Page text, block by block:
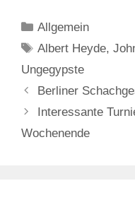
Kategorien
Allgemein
Schlagwörter
Albert Heyde,
Ungegypste
Berliner
Interessante
Wochenende